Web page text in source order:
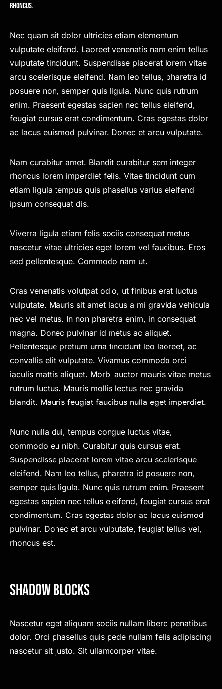
rhoncus.
Nec quam sit dolor ultricies etiam elementum
vulputate eleifend. Laoreet venenatis nam enim tellus
vulputate tincidunt. Suspendisse placerat lorem vitae
arcu scelerisque eleifend. Nam leo tellus, pharetra id
posuere non, semper quis ligula. Nunc quis rutrum
enim. Praesent egestas sapien nec tellus eleifend,
feugiat cursus erat condimentum. Cras egestas dolor
ac lacus euismod pulvinar. Donec et arcu vulputate.
Nam curabitur amet. Blandit curabitur sem integer
rhoncus lorem imperdiet felis. Vitae tincidunt cum
etiam ligula tempus quis phasellus varius eleifend
ipsum consequat dis.
Viverra ligula etiam felis sociis consequat metus
nascetur vitae ultricies eget lorem vel faucibus. Eros
sed pellentesque. Commodo nam ut.
Cras venenatis volutpat odio, ut finibus erat luctus
vulputate. Mauris sit amet lacus a mi gravida vehicula
nec vel metus. In non pharetra enim, in consequat
magna. Donec pulvinar id metus ac aliquet.
Pellentesque pretium urna tincidunt leo laoreet, ac
convallis elit vulputate. Vivamus commodo orci
iaculis mattis aliquet. Morbi auctor mauris vitae metus
rutrum luctus. Mauris mollis lectus nec gravida
blandit. Mauris feugiat faucibus nulla eget imperdiet.
Nunc nulla dui, tempus congue luctus vitae,
commodo eu nibh. Curabitur quis cursus erat.
Suspendisse placerat lorem vitae arcu scelerisque
eleifend. Nam leo tellus, pharetra id posuere non,
semper quis ligula. Nunc quis rutrum enim. Praesent
egestas sapien nec tellus eleifend, feugiat cursus erat
condimentum. Cras egestas dolor ac lacus euismod
pulvinar. Donec et arcu vulputate, feugiat tellus vel,
rhoncus est.
Shadow Blocks
Nascetur eget aliquam sociis nullam libero penatibus
dolor. Orci phasellus quis pede nullam felis adipiscing
nascetur sit justo. Sit ullamcorper vitae.